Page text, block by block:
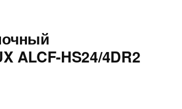
ALCF-HS24/4DR2